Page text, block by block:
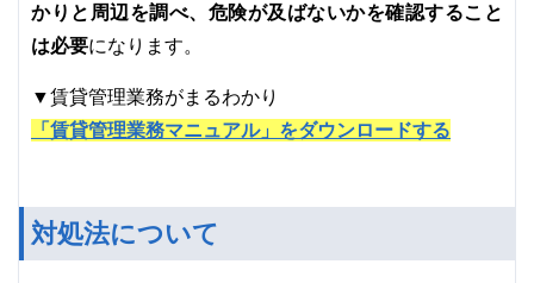
かりと周辺を調べ、危険が及ばないかを確認すること
は必要になります。
▼賃貸管理業務がまるわかり
「賃貸管理業務マニュアル」をダウンロードする
対処法について